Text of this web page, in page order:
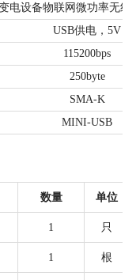
电设备物联网微功率无线
USB供电，5V
115200bps
250byte
SMA-K
MINI-USB
数量 单位
1 只
1 根